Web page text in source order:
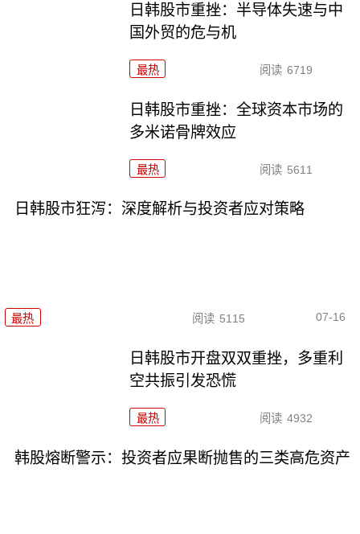
日韩股市重挫：半导体失速与中
国外贸的危与机
最热 阅读 6719
日韩股市重挫：全球资本市场的
多米诺骨牌效应
最热 阅读 5611
日韩股市狂泻：深度解析与投资者应对策略
最热 阅读 5115 07-16
日韩股市开盘双双重挫，多重利
空共振引发恐慌
最热 阅读 4932
韩股熔断警示：投资者应果断抛售的三类高危资产